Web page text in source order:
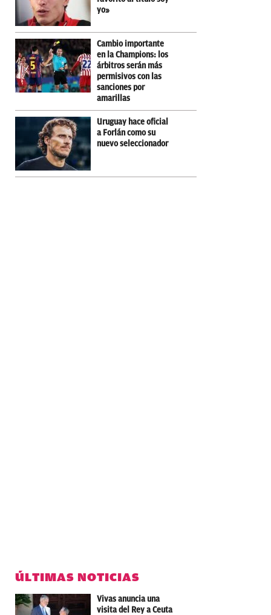
yo»
Cambio importante
en la Champions: los
árbitros serán más
permisivos con las
sanciones por
amarillas
Uruguay hace oficial
a Forlán como su
nuevo seleccionador
ÚLTIMAS NOTICIAS
Vivas anuncia una
visita del Rey a Ceuta